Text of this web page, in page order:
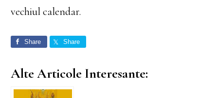
vechiul calendar.
Share Share
Alte Articole Interesante: